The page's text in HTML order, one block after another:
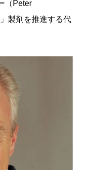
（Peter
製剤を推進する代